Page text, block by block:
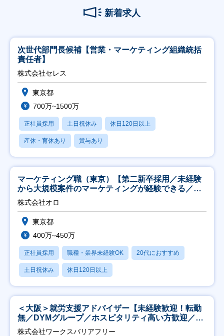
新着求人
次世代部門長候補【営業・マーケティング組織統括
責任者】
株式会社セレス
東京都
700万~1500万
正社員採用 土日祝休み 休日120日以上
産休・育休あり 賞与あり
マーケティング職（東京）【第二新卒採用／未経験
から大規模案件のマーケティングが経験できる／研
修充実】
株式会社オロ
東京都
400万~450万
正社員採用 職種・業界未経験OK 20代におすすめ
土日祝休み 休日120日以上
＜大阪＞就労支援アドバイザー【未経験歓迎！転勤
無／DYMグループ／ホスピタリティ高い方歓迎／土
日祝】
株式会社ワークスバリアフリー